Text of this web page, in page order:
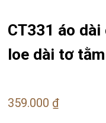
CT331 áo
loe dài tơ
359.000 ₫